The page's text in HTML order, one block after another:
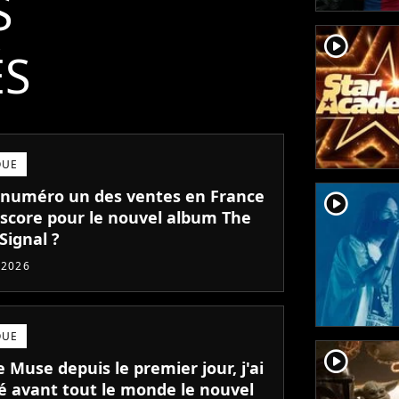
un des ventes en France
pour le nouvel album The
?
Muse depuis le premier jour, j'ai
avant tout le monde le nouvel
player2
player2
player2